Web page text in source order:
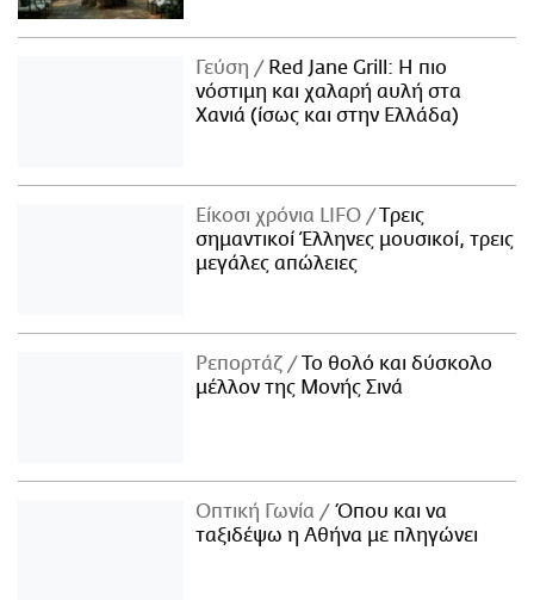
Γεύση
Red Jane Grill: Η πιο
νόστιμη και χαλαρή αυλή στα
Χανιά (ίσως και στην Ελλάδα)
Είκοσι χρόνια LIFO
Tρεις
σημαντικοί Έλληνες μουσικοί, τρεις
μεγάλες απώλειες
Ρεπορτάζ
Το θολό και δύσκολο
μέλλον της Μονής Σινά
Οπτική Γωνία
Όπου και να
ταξιδέψω η Αθήνα με πληγώνει